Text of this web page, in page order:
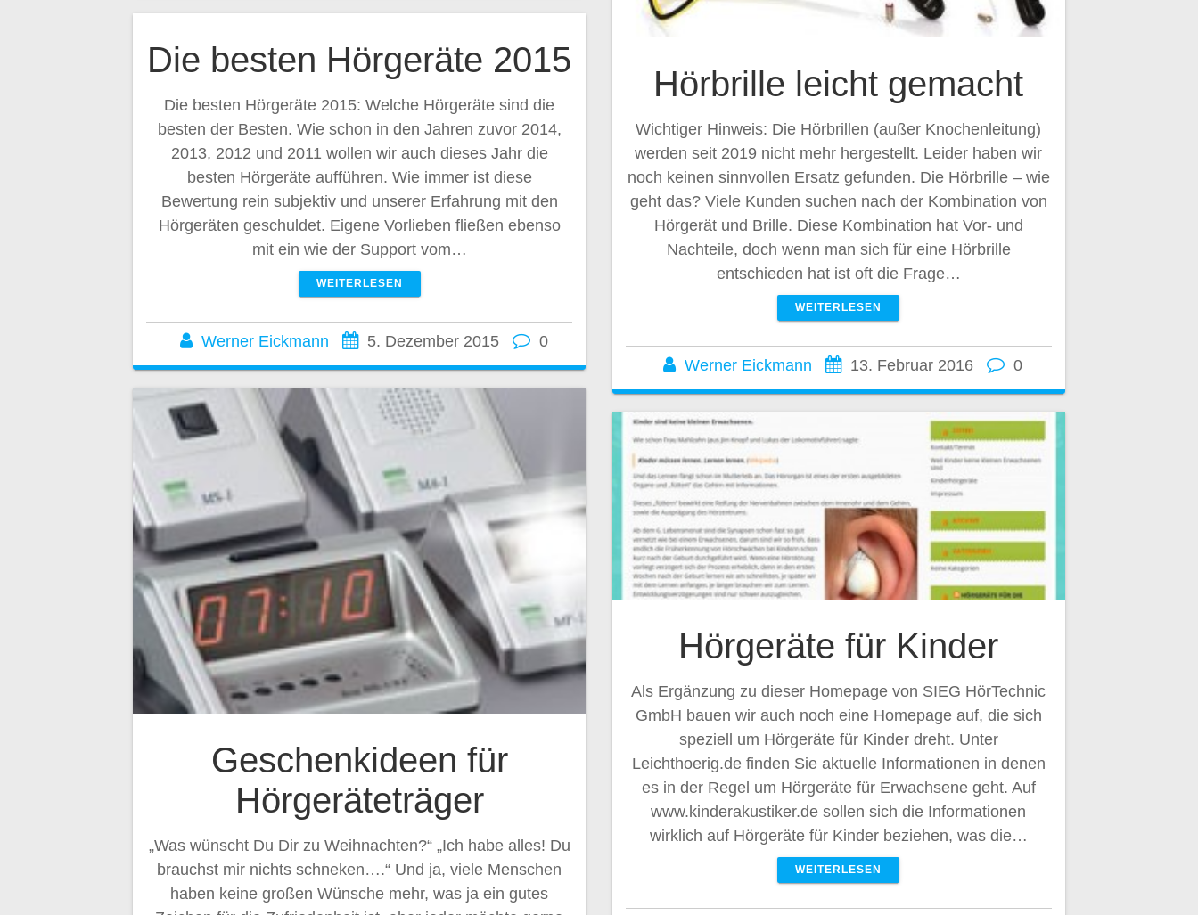
Hörbrille leicht gemacht
Wichtiger Hinweis: Die Hörbrillen (außer Knochenleitung)
werden seit 2019 nicht mehr hergestellt. Leider haben wir
noch keinen sinnvollen Ersatz gefunden. Die Hörbrille – wie
geht das? Viele Kunden suchen nach der Kombination von
Hörgerät und Brille. Diese Kombination hat Vor- und
Nachteile, doch wenn man sich für eine Hörbrille
entschieden hat ist oft die Frage…
WEITERLESEN
Werner Eickmann 13. Februar 2016 0
Die besten Hörgeräte 2015
Die besten Hörgeräte 2015: Welche Hörgeräte sind die
besten der Besten. Wie schon in den Jahren zuvor 2014,
2013, 2012 und 2011 wollen wir auch dieses Jahr die
besten Hörgeräte aufführen. Wie immer ist diese
Bewertung rein subjektiv und unserer Erfahrung mit den
Hörgeräten geschuldet. Eigene Vorlieben fließen ebenso
mit ein wie der Support vom…
WEITERLESEN
Werner Eickmann 5. Dezember 2015 0
Geschenkideen für
Hörgeräteträger
„Was wünscht Du Dir zu Weihnachten?“ „Ich habe alles! Du
brauchst mir nichts schneken….“ Und ja, viele Menschen
haben keine großen Wünsche mehr, was ja ein gutes
Hörgeräte für Kinder
Als Ergänzung zu dieser Homepage von SIEG HörTechnic
GmbH bauen wir auch noch eine Homepage auf, die sich
speziell um Hörgeräte für Kinder dreht. Unter
Leichthoerig.de finden Sie aktuelle Informationen in denen
es in der Regel um Hörgeräte für Erwachsene geht. Auf
www.kinderakustiker.de sollen sich die Informationen
wirklich auf Hörgeräte für Kinder beziehen, was die…
WEITERLESEN